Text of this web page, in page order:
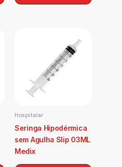
Hospitalar
Seringa Hipodérmica
sem Agulha Slip 03ML
Medix